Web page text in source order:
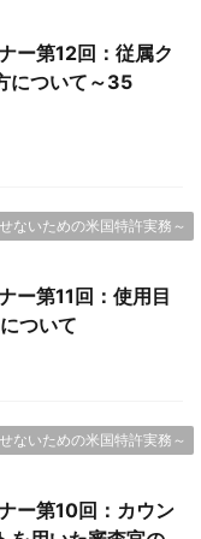
ー第12回：従属ク
について～35
ないための米国特許実務～
ー第11回：使用目
ついて
ないための米国特許実務～
ー第10回：カウン